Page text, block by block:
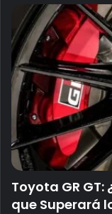
Toyota GR
que Superará